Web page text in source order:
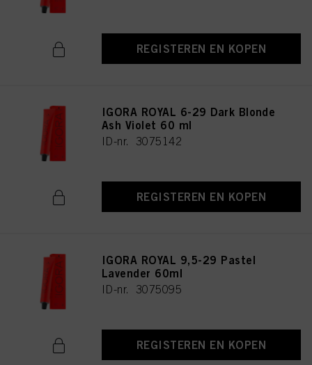
REGISTEREN EN KOPEN
IGORA ROYAL 6-29 Dark Blonde
Ash Violet 60 ml
ID-nr. 3075142
REGISTEREN EN KOPEN
IGORA ROYAL 9,5-29 Pastel
Lavender 60ml
ID-nr. 3075095
REGISTEREN EN KOPEN